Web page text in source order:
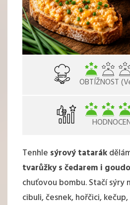
OBTÍŽNOST
Tenhle sýrový tatarák
tvarůžky s čedarem i
chuťovou bombu. Stačí sýry
cibuli, česnek, hořčici,